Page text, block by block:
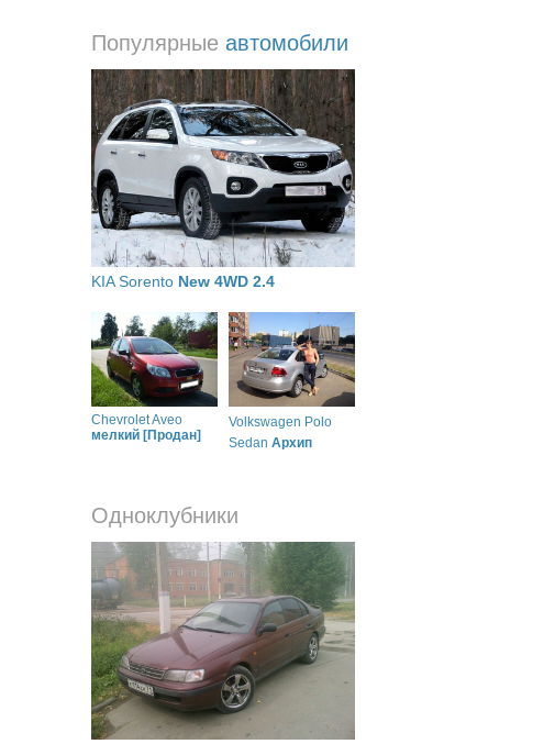
Популярные автомобили
KIA Sorento New 4WD 2.4
Chevrolet Aveo
мелкий [Продан]
Volkswagen Polo
Sedan Архип
Одноклубники